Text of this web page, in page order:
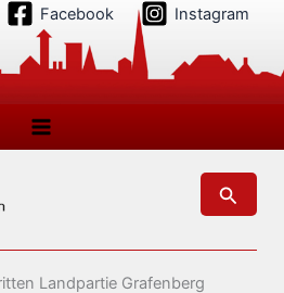
Facebook Instagram
Suchen
Landpartie Grafenberg